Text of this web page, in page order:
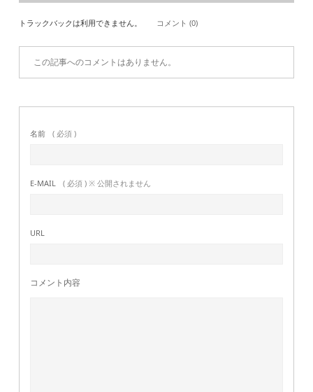
トラックバックは利用できません。 コメント (0)
この記事へのコメントはありません。
名前 ( 必須 )
E-MAIL ( 必須 ) ※ 公開されません
URL
コメント内容